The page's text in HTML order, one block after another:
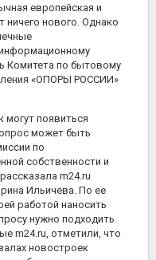
европейская и
ничего нового. Однако
Комитета по бытовому
«ОПОРЫ РОССИИ»
появиться
может быть
по
собственности и
m24.ru
Ильичева. По ее
работой наносить
нужно подходить
m24.ru, отметили, что
новостроек